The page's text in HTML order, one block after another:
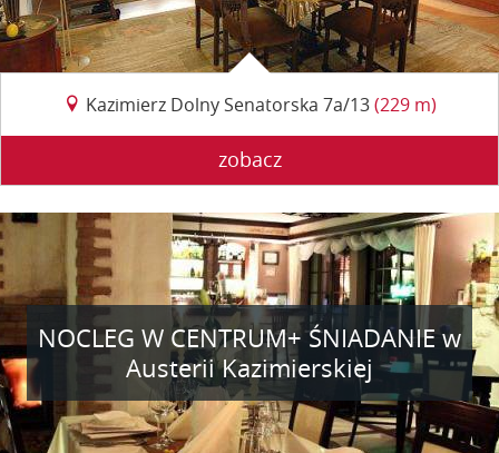
Kazimierz Dolny Senatorska 7a/13(229 m)
zobacz
NOCLEG W CENTRUM+ ŚNIADANIE w
Austerii Kazimierskiej